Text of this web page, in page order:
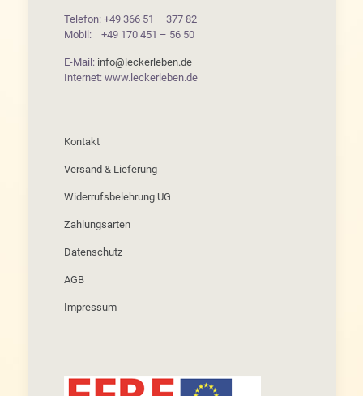
Telefon: +49 366 51 – 377 82
Mobil: +49 170 451 – 56 50
E-Mail: info@leckerleben.de
Internet: www.leckerleben.de
Kontakt
Versand & Lieferung
Widerrufsbelehrung UG
Zahlungsarten
Datenschutz
AGB
Impressum